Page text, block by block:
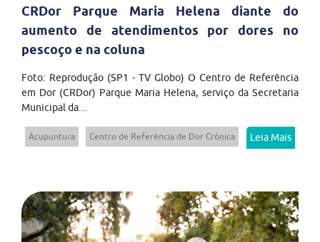
CRDor Parque Maria Helena diante do
aumento de atendimentos por dores no
pescoço e na coluna
Foto: Reprodução (SP1 - TV Globo) O Centro de Referência
em Dor (CRDor) Parque Maria Helena, serviço da Secretaria
Municipal da...
Acupuntura Centro de Referência de Dor Crônica Leia Mais